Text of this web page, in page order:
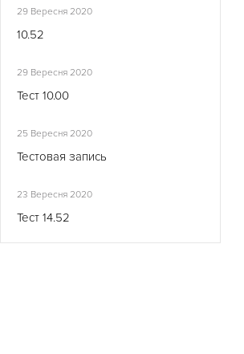
29 Вересня 2020
10.52
29 Вересня 2020
Тест 10.00
25 Вересня 2020
Тестовая запись
23 Вересня 2020
Тест 14.52